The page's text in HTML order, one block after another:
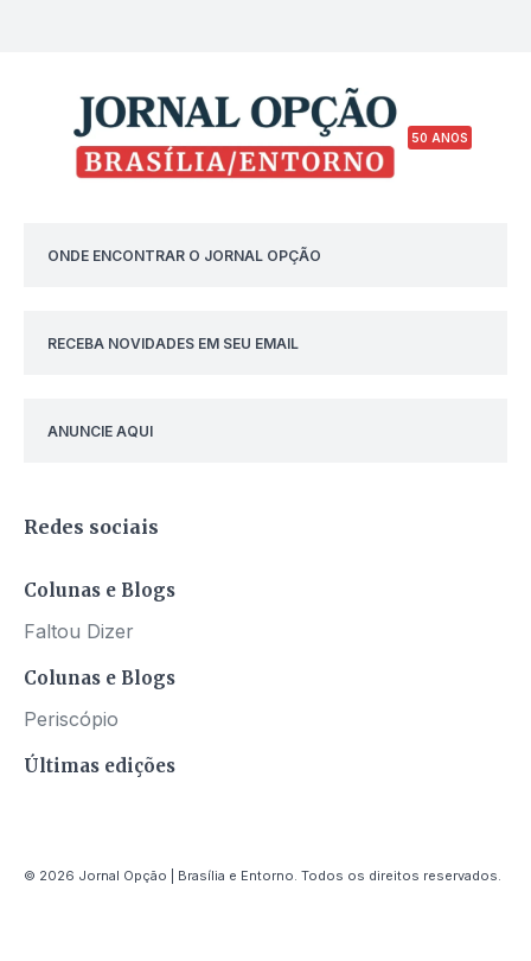
50 ANOS
ONDE ENCONTRAR O JORNAL OPÇÃO
RECEBA NOVIDADES EM SEU EMAIL
ANUNCIE AQUI
Redes sociais
Colunas e Blogs
Faltou Dizer
Colunas e Blogs
Periscópio
Últimas edições
© 2026 Jornal Opção | Brasília e Entorno. Todos os direitos reservados.